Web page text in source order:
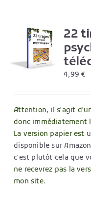
22
4,99€
Attention, il s'agit d'un
donc immédiatement
La version papier est
disponible sur
c'est plutôt cela que
ne recevrez pas la
mon site.